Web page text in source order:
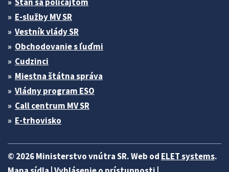
E-služby MV SR
Vestník vlády SR
Obchodovanie s ľuďmi
Cudzinci
Miestna štátna správa
Vládny program ESO
Call centrum MV SR
E-trhovisko
© 2026 Ministerstvo vnútra SR. Web od ELET systems.